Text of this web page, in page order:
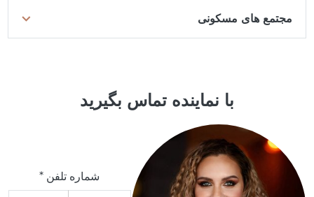
مجتمع های مسکونی
با نماینده تماس بگیرید
شماره تلفن *